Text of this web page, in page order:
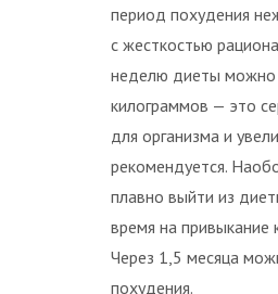
период похудения
с жесткостью
неделю диеты можно
килограммов — это
для организма и
рекомендуется.
плавно выйти из
время на привыкание
Через 1,5 месяца
похудения.